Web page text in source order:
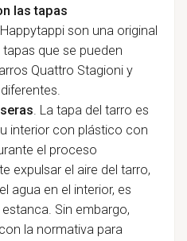
las tapas
son una original
que se pueden
Quattro Stagioni y
. La tapa del tarro es
interior con plástico con
el proceso
expulsar el aire del tarro,
agua en el interior, es
Sin embargo,
la normativa para